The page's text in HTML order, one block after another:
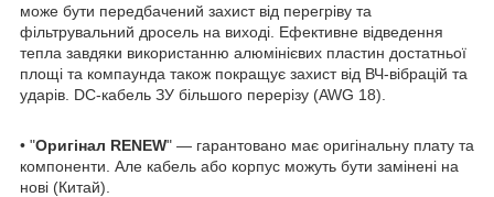
може бути передбачений захист від перегріву та
фільтрувальний дросель на виході. Ефективне відведення
тепла завдяки використанню алюмінієвих пластин достатньої
площі та компаунда також покращує захист від ВЧ-вібрацій та
ударів. DC-кабель ЗУ більшого перерізу (AWG 18).
• "Оригінал RENEW" — гарантовано має оригінальну плату та
компоненти. Але кабель або корпус можуть бути замінені на
нові (Китай).